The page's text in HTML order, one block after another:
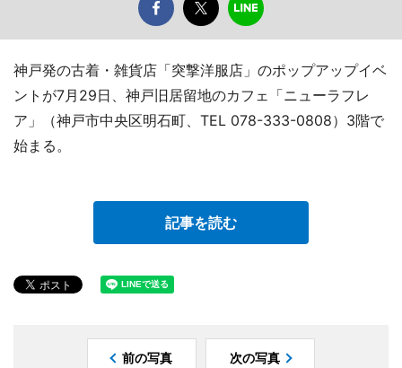
神戸発の古着・雑貨店「突撃洋服店」のポップアップイベ
ントが7月29日、神戸旧居留地のカフェ「ニューラフレ
ア」（神戸市中央区明石町、TEL 078-333-0808）3階で
始まる。
記事を読む
前の写真 次の写真